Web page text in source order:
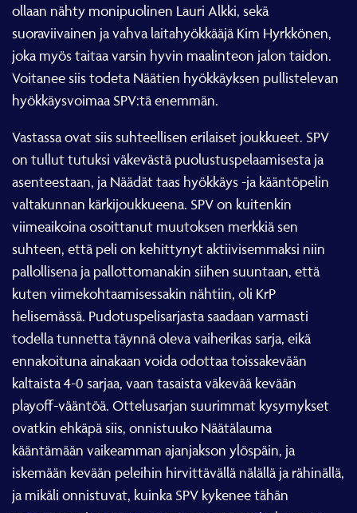
ollaan nähty monipuolinen Lauri Alkki, sekä
suoraviivainen ja vahva laitahyökkääjä Kim Hyrkkönen,
joka myös taitaa varsin hyvin maalinteon jalon taidon.
Voitanee siis todeta Näätien hyökkäyksen pullistelevan
hyökkäysvoimaa SPV:tä enemmän.
Vastassa ovat siis suhteellisen erilaiset joukkueet. SPV
on tullut tutuksi väkevästä puolustuspelaamisesta ja
asenteestaan, ja Näädät taas hyökkäys -ja kääntöpelin
valtakunnan kärkijoukkueena. SPV on kuitenkin
viimeaikoina osoittanut muutoksen merkkiä sen
suhteen, että peli on kehittynyt aktiivisemmaksi niin
pallollisena ja pallottomanakin siihen suuntaan, että
kuten viimekohtaamisessakin nähtiin, oli KrP
helisemässä. Pudotuspelisarjasta saadaan varmasti
todella tunnetta täynnä oleva vaiherikas sarja, eikä
ennakoituna ainakaan voida odottaa toissakevään
kaltaista 4-0 sarjaa, vaan tasaista väkevää kevään
playoff-vääntöä. Ottelusarjan suurimmat kysymykset
ovatkin ehkäpä siis, onnistuuko Näätälauma
kääntämään vaikeamman ajanjakson ylöspäin, ja
iskemään kevään peleihin hirvittävällä nälällä ja rähinällä,
ja mikäli onnistuvat, kuinka SPV kykenee tähän